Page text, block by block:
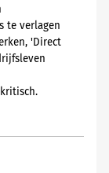
te verlagen
'Direct